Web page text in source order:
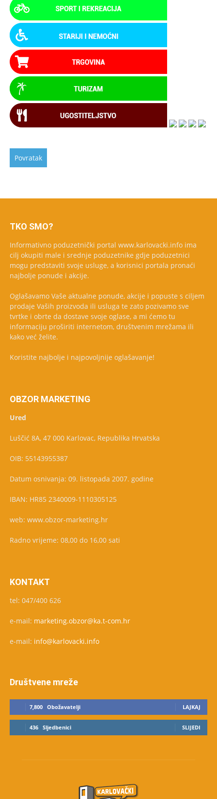
TKO SMO?
Informativno poduzetnički portal www.karlovacki.info ima
cilj okupiti male i srednje poduzetnike gdje poduzetnici
mogu predstaviti svoje usluge, a korisnici portala pronaći
najbolje ponude i akcije.
Oglašavamo Vaše aktualne ponude, akcije i popuste s ciljem
prodaje Vaših proizvoda ili usluga te zato pozivamo sve
tvrtke i obrte da dostave svoje oglase, a mi ćemo tu
informaciju proširiti internetom, društvenim mrežama ili
kako već želite.
Koristite najbolje i najpovoljnije oglašavanje!
OBZOR MARKETING
Ured
Luščić 8A, 47 000 Karlovac, Republika Hrvatska
OIB: 55143955387
Datum osnivanja: 09. listopada 2007. godine
IBAN: HR85 2340009-1110305125
web: www.obzor-marketing.hr
Radno vrijeme: 08,00 do 16,00 sati
KONTAKT
tel: 047/400 626
e-mail: marketing.obzor@ka.t-com.hr
e-mail: info@karlovacki.info
Društvene mreže
7,800 Obožavatelji LAJKAJ
436 Sljedbenici SLIJEDI